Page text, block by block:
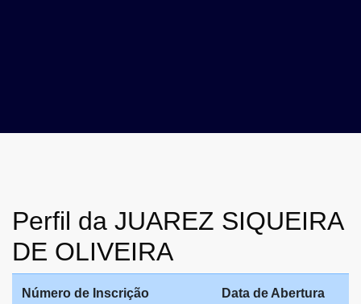
Perfil da JUAREZ SIQUEIRA
DE OLIVEIRA
Número de Inscrição Data de Abertura